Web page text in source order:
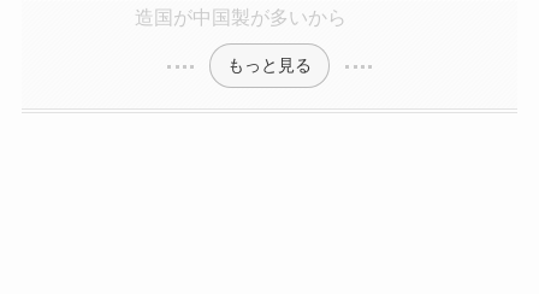
造国が中国製が多いから
もっと見る